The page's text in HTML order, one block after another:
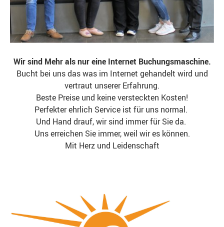
Wir sind Mehr als nur eine Internet Buchungsmaschine.
Bucht bei uns das was im Internet gehandelt wird und
vertraut unserer Erfahrung.
Beste Preise und keine versteckten Kosten!
Perfekter ehrlich Service ist für uns normal.
Und Hand drauf, wir sind immer für Sie da.
Uns erreichen Sie immer, weil wir es können.
Mit Herz und Leidenschaft